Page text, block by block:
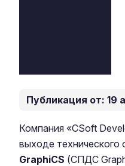
Публикация от: 19
Компания «CSoft
выходе технического
GraphiCS (СПДС